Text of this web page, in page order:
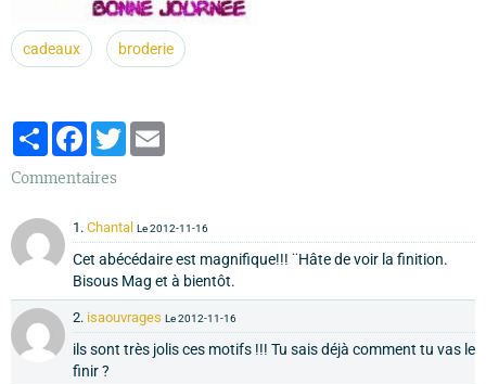
cadeaux broderie
PartagerFacebook
Twitter
Commentaires
1. Chantal Le 2012-11-16
Cet abécédaire est magnifique!!! ¨Hâte de voir la finition.
Bisous Mag et à bientôt.
2. isaouvrages Le 2012-11-16
ils sont très jolis ces motifs !!! Tu sais déjà comment tu vas le
finir ?